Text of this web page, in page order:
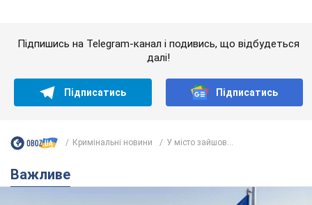
Якою була оригінальна версія гімну України та
чому її боялася Російська імперія: про це не